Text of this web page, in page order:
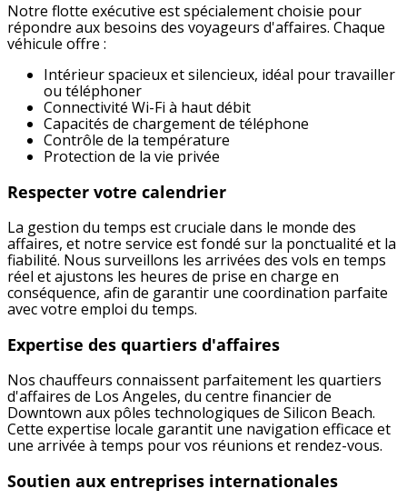
Notre flotte exécutive est spécialement choisie pour
répondre aux besoins des voyageurs d'affaires. Chaque
véhicule offre :
Intérieur spacieux et silencieux, idéal pour travailler
ou téléphoner
Connectivité Wi-Fi à haut débit
Capacités de chargement de téléphone
Contrôle de la température
Protection de la vie privée
Respecter votre calendrier
La gestion du temps est cruciale dans le monde des
affaires, et notre service est fondé sur la ponctualité et la
fiabilité. Nous surveillons les arrivées des vols en temps
réel et ajustons les heures de prise en charge en
conséquence, afin de garantir une coordination parfaite
avec votre emploi du temps.
Expertise des quartiers d'affaires
Nos chauffeurs connaissent parfaitement les quartiers
d'affaires de Los Angeles, du centre financier de
Downtown aux pôles technologiques de Silicon Beach.
Cette expertise locale garantit une navigation efficace et
une arrivée à temps pour vos réunions et rendez-vous.
Soutien aux entreprises internationales